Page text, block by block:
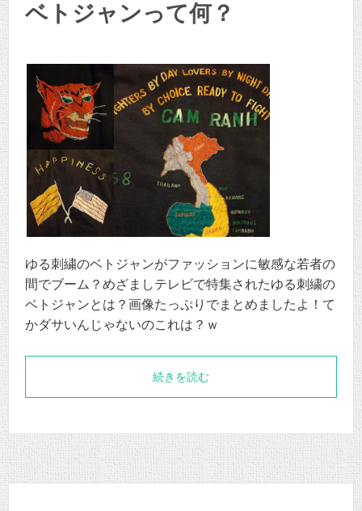
ベトジャンって何？
ゆる刺繍のベトジャンがファッションに敏感な若者の
間でブーム？めざましテレビで特集されたゆる刺繍の
ベトジャンとは？画像たっぷりでまとめましたよ！て
かダサいんじゃないのこれは？ｗ
続きを読む